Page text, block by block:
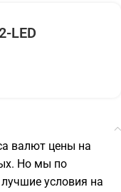
LED
валют цены на
Но мы по
условия на